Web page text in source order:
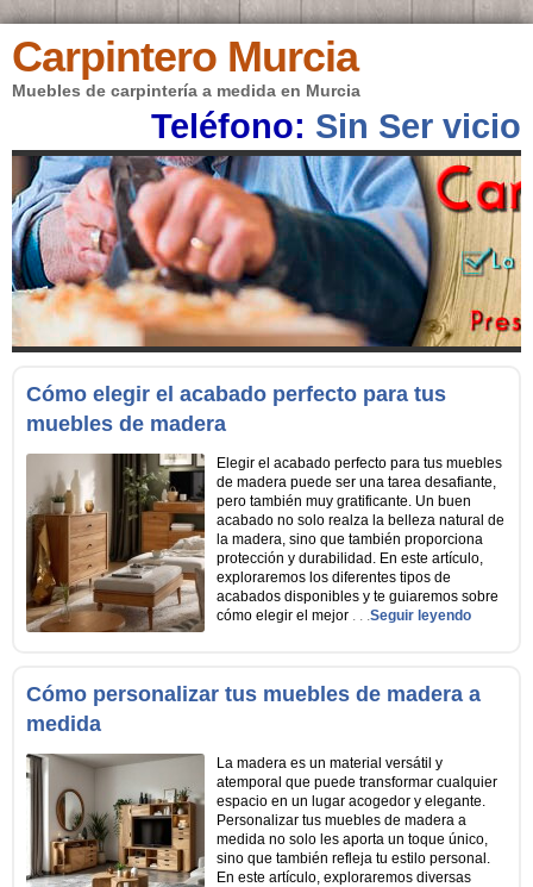
Carpintero Murcia
Muebles de carpintería a medida en Murcia
Teléfono: Sin Ser vicio
Cómo elegir el acabado perfecto para tus
muebles de madera
Elegir el acabado perfecto para tus muebles
de madera puede ser una tarea desafiante,
pero también muy gratificante. Un buen
acabado no solo realza la belleza natural de
la madera, sino que también proporciona
protección y durabilidad. En este artículo,
exploraremos los diferentes tipos de
acabados disponibles y te guiaremos sobre
cómo elegir el mejor . . .Seguir leyendo
Cómo personalizar tus muebles de madera a
medida
La madera es un material versátil y
atemporal que puede transformar cualquier
espacio en un lugar acogedor y elegante.
Personalizar tus muebles de madera a
medida no solo les aporta un toque único,
sino que también refleja tu estilo personal.
En este artículo, exploraremos diversas